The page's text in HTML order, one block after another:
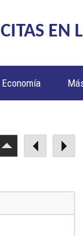
CITAS EN
Economía